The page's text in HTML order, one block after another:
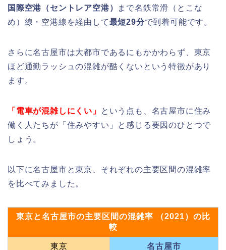
国際空港（セントレア空港）
まで名鉄常滑（とこな
め）線・空港線を経由して最短29分で到着可能です。
さらに名古屋市は大都市であるにもかかわらず、東京
ほど通勤ラッシュの混雑が酷くないという特徴があり
ます。
「電車が混雑しにくい」
という点も、名古屋市に住み
働く人たちが「住みやすい」と感じる要因のひとつで
しょう。
以下に名古屋市と東京、それぞれの主要区間の混雑率
を比べてみました。
東京と名古屋市の主要区間の混雑率 （2021）の比
較
東京 名古屋市